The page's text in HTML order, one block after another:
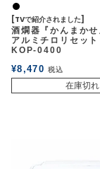
黒
[TVで紹介されました]
酒燗器『かんまかせ
アルミチロリセット
KOP-0400
¥8,470 税込
在庫切れ